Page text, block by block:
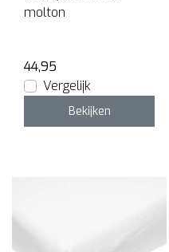
molton
44,95
Vergelijk
Bekijken